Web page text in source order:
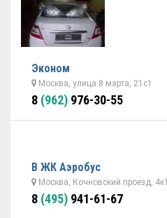
Эконом
Москва, улица 8 марта, 21с1
8 (962) 976-30-55
В ЖК Аэробус
Москва, Кочновский проезд, 4к1
8 (495) 941-61-67